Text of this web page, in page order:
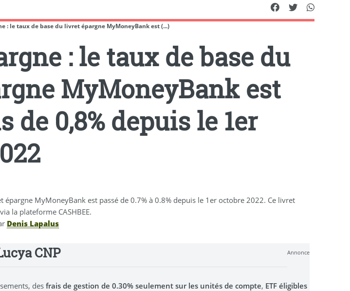
: le taux de base du livret épargne MyMoneyBank est (...)
: le taux de base du
MyMoneyBank est
de 0,8% depuis le 1er
MyMoneyBank est passé de 0.7% à 0.8% depuis le 1er octobre 2022. Ce livret
la plateforme CASHBEE.
Denis Lapalus
Annonce
CNP
desfrais de gestion de 0.30% seulement sur les unités de compte, ETF éligibles